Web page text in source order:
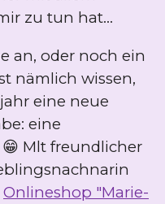
zu tun hat...
an, oder noch ein
nämlich wissen,
eine neue
eine
Mlt freundlicher
Onlineshop "Marie-